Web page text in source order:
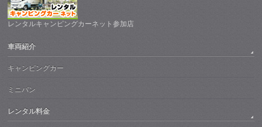
レンタルキャンピングカーネット参加店
車両紹介
キャンピングカー
ミニバン
レンタル料金